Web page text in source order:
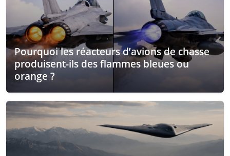
Pourquoi les réacteurs d’avions de chasse
produisent-ils des flammes bleues ou
orange ?